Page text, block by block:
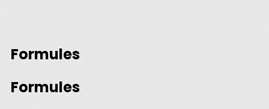
Formules
Formules